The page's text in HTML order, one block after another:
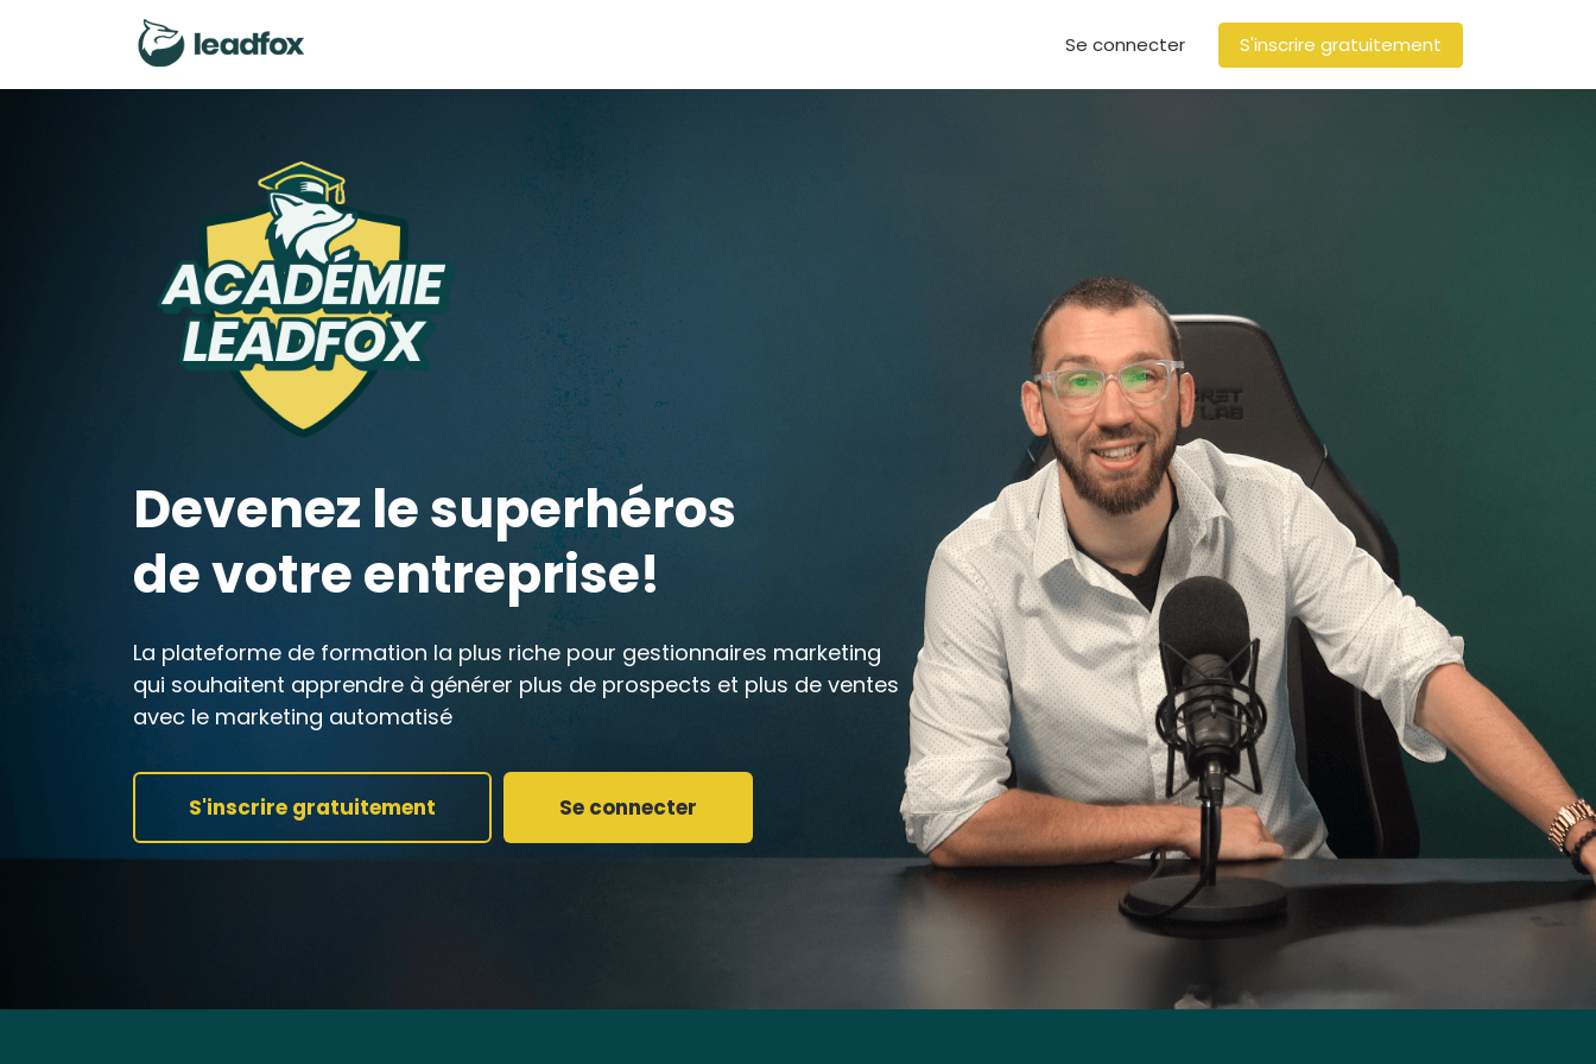
Se connecter S'inscrire gratuitement
Devenez le superhéros
de votre entreprise!
La plateforme de formation la plus riche pour gestionnaires marketing
qui souhaitent apprendre à générer plus de prospects et plus de ventes
avec le marketing automatisé
S'inscrire gratuitement Se connecter